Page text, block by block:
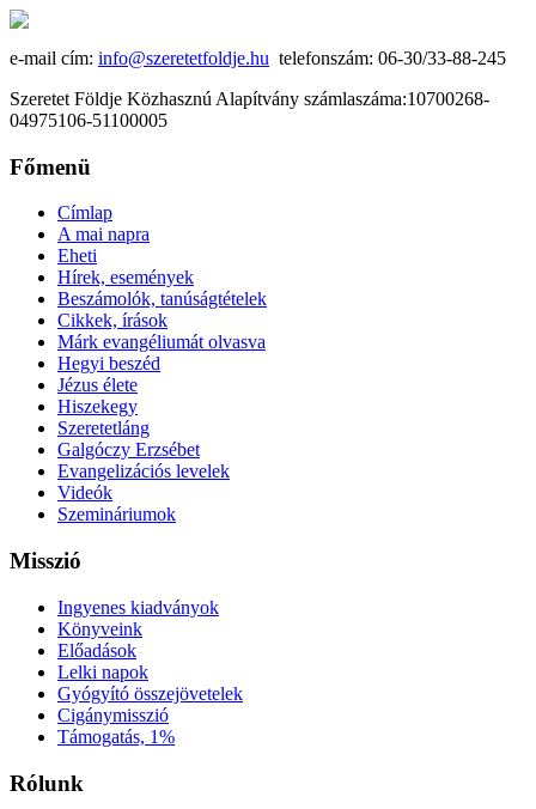
e-mail cím: info@szeretetfoldje.hu telefonszám: 06-30/33-88-245
Szeretet Földje Közhasznú Alapítvány számlaszáma:10700268-
04975106-51100005
Főmenü
Címlap
A mai napra
Eheti
Hírek, események
Beszámolók, tanúságtételek
Cikkek, írások
Márk evangéliumát olvasva
Hegyi beszéd
Jézus élete
Hiszekegy
Szeretetláng
Galgóczy Erzsébet
Evangelizációs levelek
Videók
Szemináriumok
Misszió
Ingyenes kiadványok
Könyveink
Előadások
Lelki napok
Gyógyító összejövetelek
Cigánymisszió
Támogatás, 1%
Rólunk